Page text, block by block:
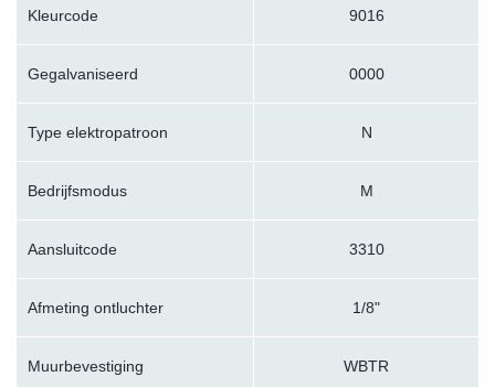
Kleurcode 9016
Gegalvaniseerd 0000
Type elektropatroon N
Bedrijfsmodus M
Aansluitcode 3310
Afmeting ontluchter 1/8"
Muurbevestiging WBTR